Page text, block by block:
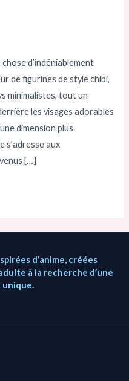
d’indéniablement
de figurines de style chibi,
minimalistes, tout un
les visages adorables
dimension plus
s’adresse aux
[…]
d’anime, créées
à la recherche d’une
unique.